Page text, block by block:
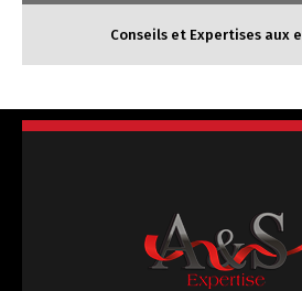
Conseils et Expertises aux